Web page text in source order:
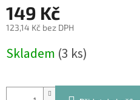
149 Kč
123,14 Kč bez DPH
cena:
Skladem (3 ks)